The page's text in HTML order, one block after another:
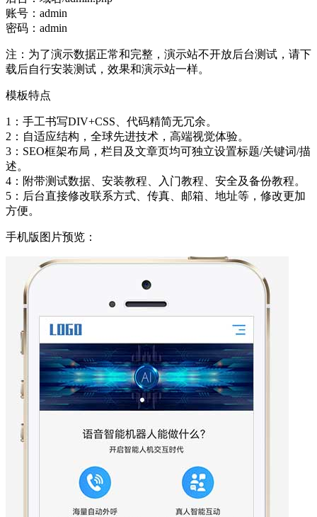
账号：admin
密码：admin
注：为了演示数据正常和完整，演示站不开放后台测试，请下
载后自行安装测试，效果和演示站一样。
模板特点
1：手工书写DIV+CSS、代码精简无冗余。
2：自适应结构，全球先进技术，高端视觉体验。
3：SEO框架布局，栏目及文章页均可独立设置标题/关键词/描
述。
4：附带测试数据、安装教程、入门教程、安全及备份教程。
5：后台直接修改联系方式、传真、邮箱、地址等，修改更加
方便。
手机版图片预览：